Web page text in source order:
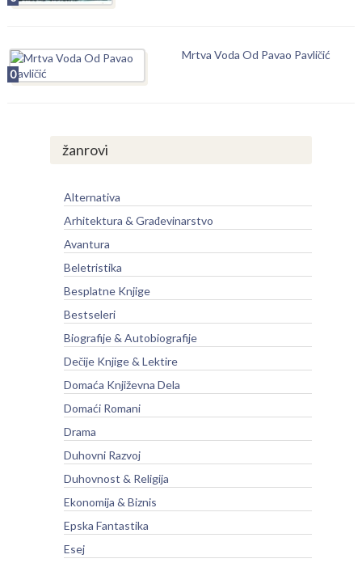
0
Mrtva Voda Od Pavao Pavličić
žanrovi
Alternativa
Arhitektura & Građevinarstvo
Avantura
Beletristika
Besplatne Knjige
Bestseleri
Biografije & Autobiografije
Dečije Knjige & Lektire
Domaća Književna Dela
Domaći Romani
Drama
Duhovni Razvoj
Duhovnost & Religija
Ekonomija & Biznis
Epska Fantastika
Esej